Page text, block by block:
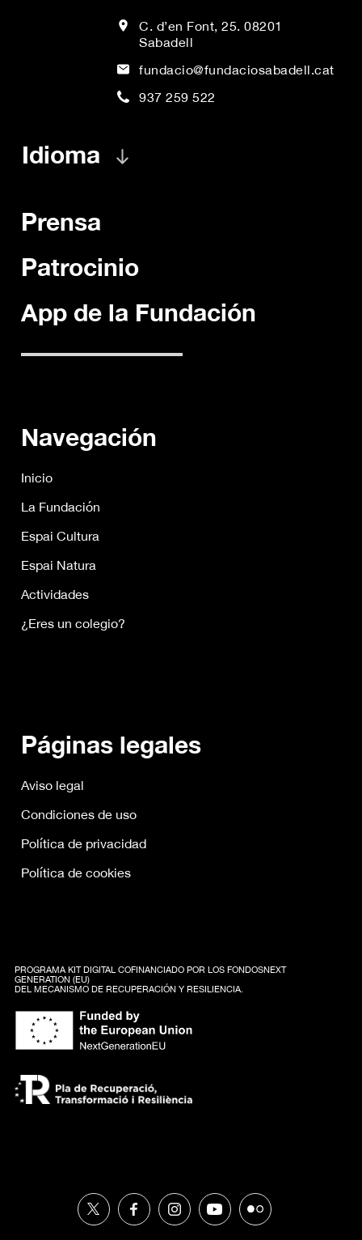
C. d’en Font, 25. 08201
Sabadell
fundacio@fundaciosabadell.cat
937 259 522
Navegación
Inicio
La Fundación
Espai Cultura
Espai Natura
Actividades
¿Eres un colegio?
Páginas legales
Aviso legal
Condiciones de uso
Política de privacidad
Política de cookies
Prensa
Patrocinio
App de la Fundación
Idioma
PROGRAMA KIT DIGITAL COFINANCIADO POR LOS FONDOSNEXT
GENERATION (EU)
DEL MECANISMO DE RECUPERACIÓN Y RESILIENCIA.